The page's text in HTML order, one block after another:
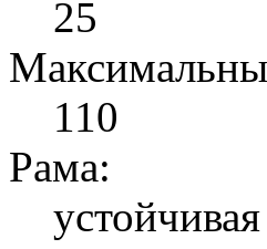
25
110
Рама: